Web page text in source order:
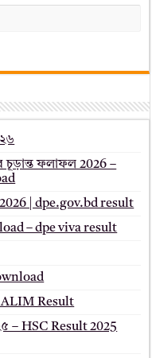
চূড়ান্ত ফলাফল 2026 –
| dpe.gov.bd result
– dpe viva result
ALIM Result
– HSC Result 2025